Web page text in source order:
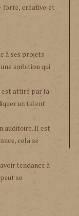
forte, créative et
à ses projets
ambition qui
est attiré par la
un talent
auditoire. Il est
cela se
tendance à
se